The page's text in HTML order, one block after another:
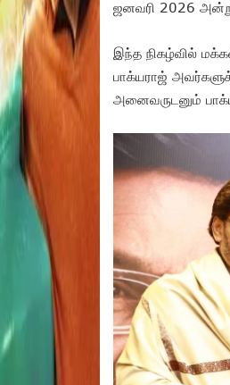
ஜனவரி 2026 அன்று
இந்த நிகழ்வில்
பாக்யராஜ்
அனைவருடனும்